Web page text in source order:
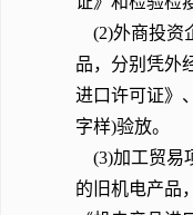
(2)外商投资
品，分别凭外
进口许可证》
字样)验放。
(3)加工贸易
的旧机电产品